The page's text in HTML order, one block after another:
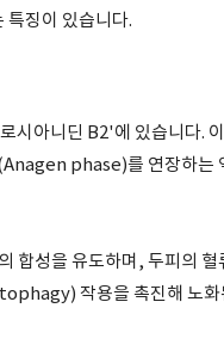
징이 있습니다.
시아니딘 B2'에 있습니다.
phase)를 연장하는
합성을 유도하며, 두피의 혈
작용을 촉진해 노화